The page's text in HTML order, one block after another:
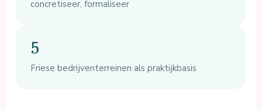
concretiseer, formaliseer
5
Friese bedrijventerreinen als praktijkbasis